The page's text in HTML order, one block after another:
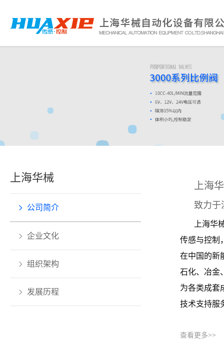
上海华械
公司简介
企业文化
组织架构
发展历程
上海
致力于
上海华
传感与控制
在中国的新
石化、冶金
为各类成套
技术支持服
着高质量的
查看更多>>